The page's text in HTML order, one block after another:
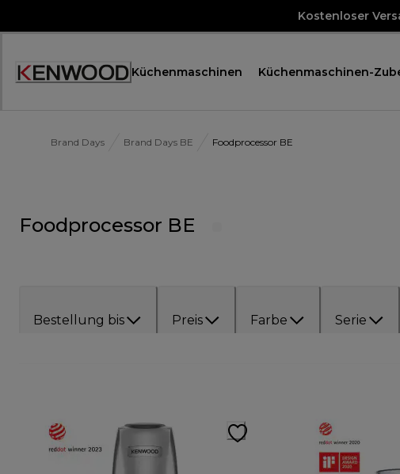
Kostenloser
Accessibility
Küchenmaschinen Küchenmaschinen-
Brand Days Brand Days BE Foodprocessor BE
Foodprocessor BE
Bestellung bis Preis Farbe Serie